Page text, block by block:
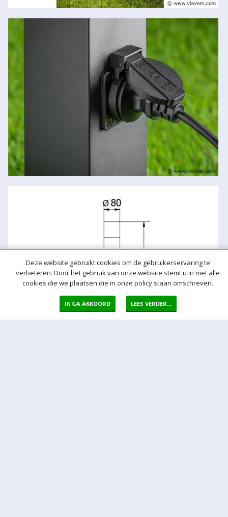
Deze website gebruikt cookies om de gebruikerservaring te
verbeteren. Door het gebruik van onze website stemt u in met alle
cookies die we plaatsen die in onze policy staan omschreven.
IK GA AKKOORD LEES VERDER...